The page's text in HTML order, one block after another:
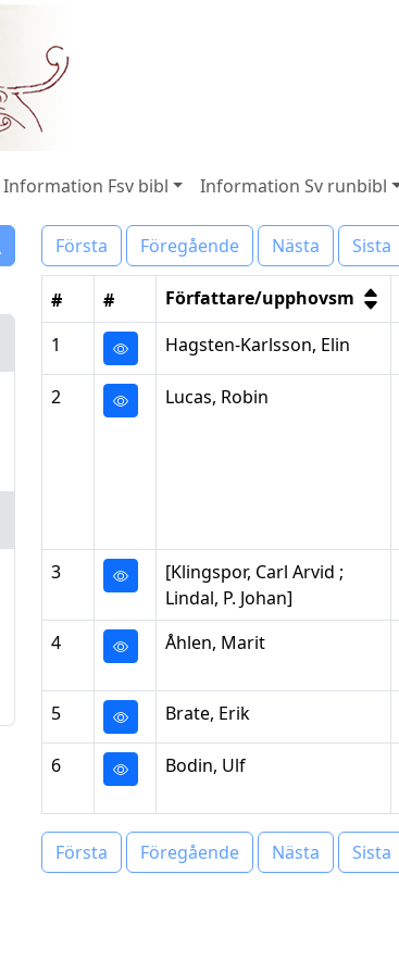
Information Fsv bibl Information Sv runbibl
Första Föregående Nästa Sista
# # Författare/upphovsm
1
Hagsten-Karlsson, Elin
2 Lucas, Robin
3
[Klingspor, Carl Arvid ;
Lindal, P. Johan]
4 Åhlen, Marit
5 Brate, Erik
6 Bodin, Ulf
Första Föregående Nästa Sista